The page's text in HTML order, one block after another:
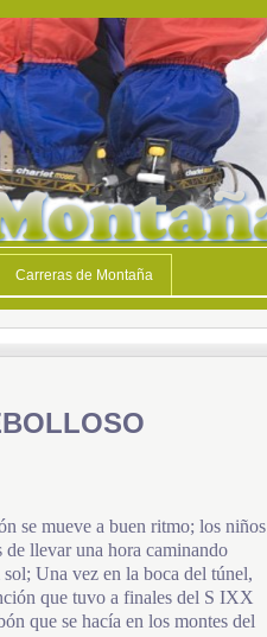
Carreras de Montaña
se mueve a buen ritmo; los niños
de llevar una hora caminando
Una vez en la boca del túnel,
que tuvo a finales del S IXX
que se hacía en los montes del